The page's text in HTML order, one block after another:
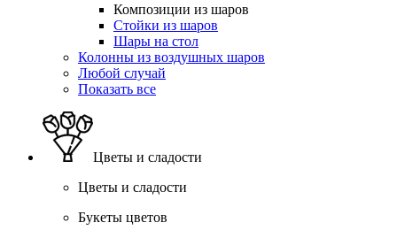
Композиции из шаров
Стойки из шаров
Шары на стол
Колонны из воздушных шаров
Любой случай
Показать все
Цветы и сладости
Цветы и сладости
Букеты цветов